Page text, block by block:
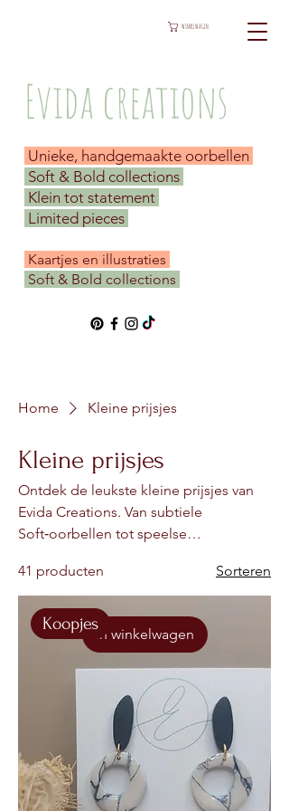
Evida creations
WINKELWAGEN
Unieke, handgemaakte oorbellen
Soft & Bold collections
Klein tot statement
Limited pieces
​ Kaartjes en illustraties
Soft & Bold collections
Home Kleine prijsjes
Kleine prijsjes
Ontdek de leukste kleine prijsjes van
Evida Creations. Van subtiele
Soft‑oorbellen tot speelse
hebbedingen — allemaal
handgemaakt, uniek en vriendelijk
geprijsd. Perfect om jezelf te
verwennen of iemand blij te maken
met een betaalbaar cadeautje.
41 producten Sorteren
In winkelwagen
Koopjes